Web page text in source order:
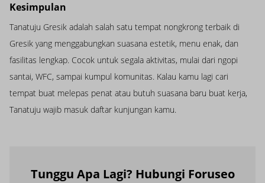
Kesimpulan
Tanatuju Gresik adalah salah satu tempat nongkrong terbaik di
Gresik yang menggabungkan suasana estetik, menu enak, dan
fasilitas lengkap. Cocok untuk segala aktivitas, mulai dari ngopi
santai, WFC, sampai kumpul komunitas. Kalau kamu lagi cari
tempat buat melepas penat atau butuh suasana baru buat kerja,
Tanatuju wajib masuk daftar kunjungan kamu.
Tunggu Apa Lagi? Hubungi Foruseo